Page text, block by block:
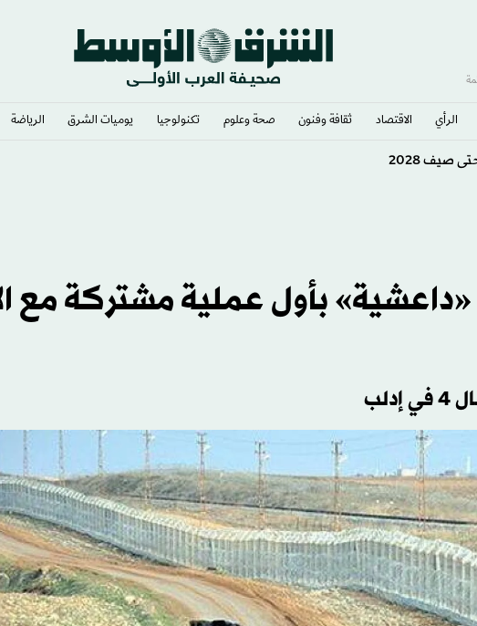
الرأي الاقتصاد ثقافة وفنون صحة وعلوم تكنولوجيا يوميات الشرق​ الرياضة
صيف 2028
بأول عملية مشتركة مع